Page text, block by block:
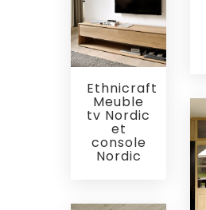
Ethnicraft
Meuble
tv Nordic
et
console
Nordic